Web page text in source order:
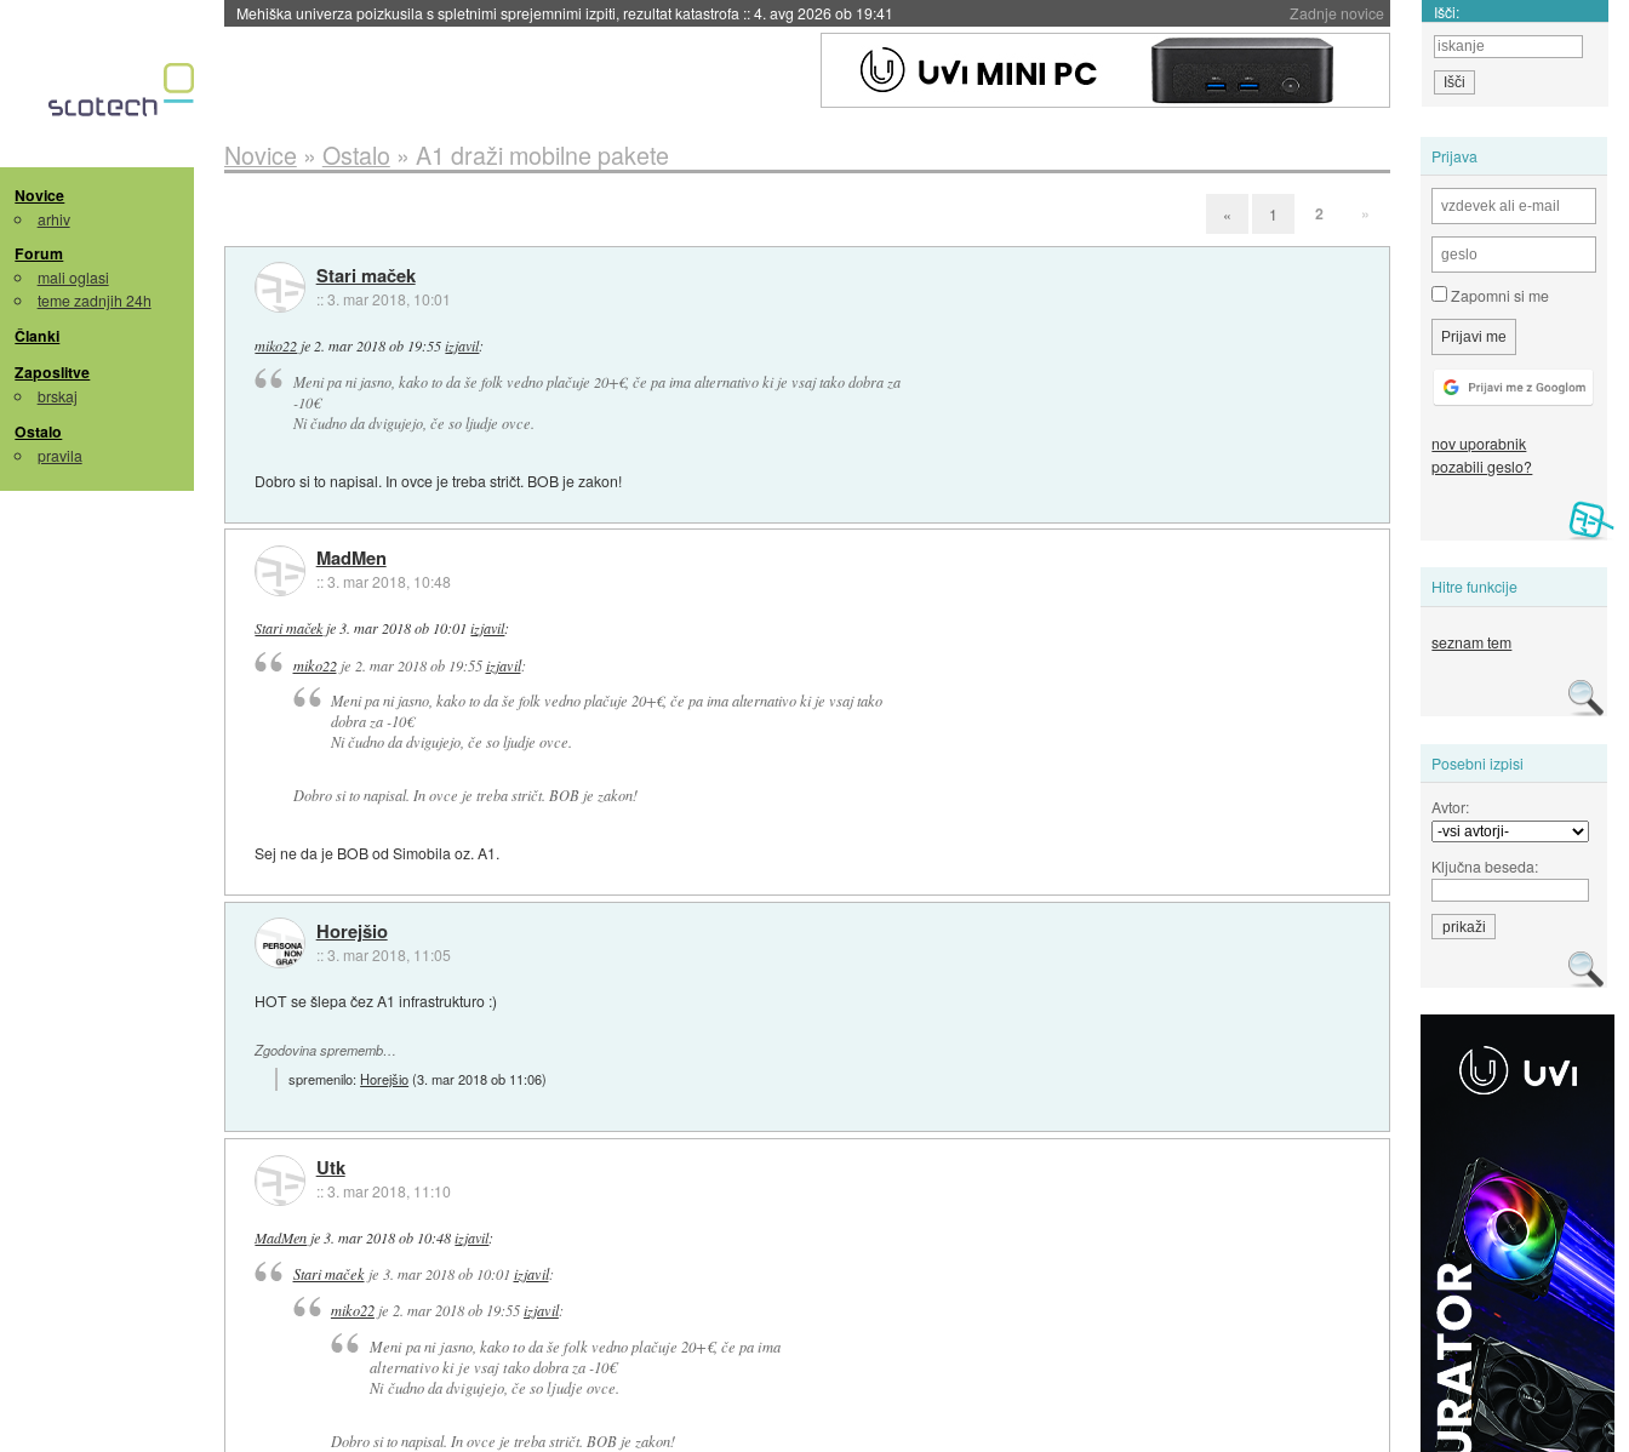
Zadnje novice
Evropska vesoljska agencija razvija svojo raketo za večkratno uporabo::4. avg 2026 ob 19:41 Išči:
Novice
arhiv
Forum
mali oglasi
teme zadnjih 24h
Članki
Zaposlitve
brskaj
Ostalo
pravila
Prijava
Zapomni si me
nov uporabnik
pozabili geslo?
Hitre funkcije
seznam tem
Posebni izpisi
Avtor:
Ključna beseda:
Novice » Ostalo » A1 draži mobilne pakete
« 1 2 »
Stari maček
::3. mar 2018, 10:01
miko22 je 2. mar 2018 ob 19:55 izjavil:
Meni pa ni jasno, kako to da še folk vedno plačuje 20+€, če pa ima alternativo ki je vsaj tako dobra za
-10€
Ni čudno da dvigujejo, če so ljudje ovce.
Dobro si to napisal. In ovce je treba stričt. BOB je zakon!
MadMen
::3. mar 2018, 10:48
Stari mačekje 3. mar 2018 ob 10:01 izjavil:
miko22je 2. mar 2018 ob 19:55 izjavil:
Meni pa ni jasno, kako to da še folk vedno plačuje 20+€, če pa ima alternativo ki je vsaj tako
dobra za -10€
Ni čudno da dvigujejo, če so ljudje ovce.
Dobro si to napisal. In ovce je treba stričt. BOB je zakon!
Sej ne da je BOB od Simobila oz. A1.
Horejšio
::3. mar 2018, 11:05
HOT se šlepa čez A1 infrastrukturo :)
Zgodovina sprememb…
spremenilo: Horejšio(3. mar 2018 ob 11:06)
Utk
::3. mar 2018, 11:10
MadMen je 3. mar 2018 ob 10:48 izjavil:
Stari mačekje 3. mar 2018 ob 10:01 izjavil:
miko22je 2. mar 2018 ob 19:55izjavil:
Meni pa ni jasno, kako to da še folk vedno plačuje 20+€, če pa ima
alternativo ki je vsaj tako dobra za -10€
Ni čudno da dvigujejo, če so ljudje ovce.
Dobro si to napisal. In ovce je treba stričt. BOB je zakon!